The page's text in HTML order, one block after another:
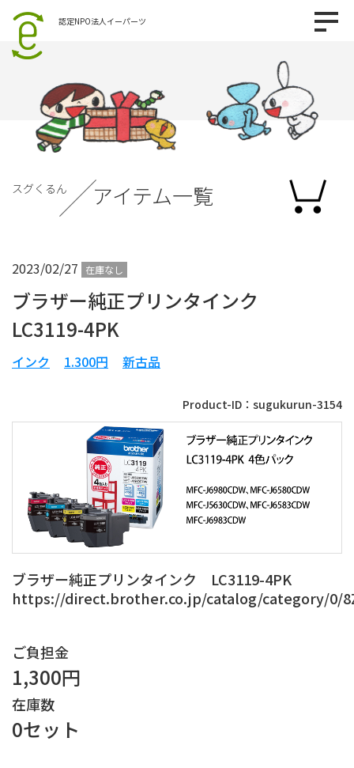
認定NPO法人イーパーツ
スグくるん アイテム一覧
2023/02/27 在庫なし
ブラザー純正プリンタインク
LC3119-4PK
インク 1.300円 新古品
Product-ID：sugukurun-3154
ブラザー純正プリンタインク LC3119-4PK
https://direct.brother.co.jp/catalog/category/0/
ご負担金
1,300円
在庫数
0セット